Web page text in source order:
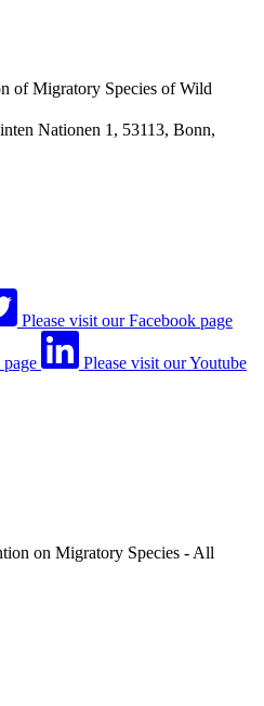
of Migratory Species of Wild
Nationen 1, 53113, Bonn,
Please visit our Facebook page
Please visit our Youtube
on Migratory Species - All